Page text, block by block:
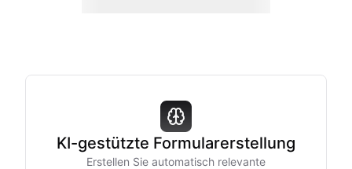
KI-gestützte Formularerstellung
Erstellen Sie automatisch relevante